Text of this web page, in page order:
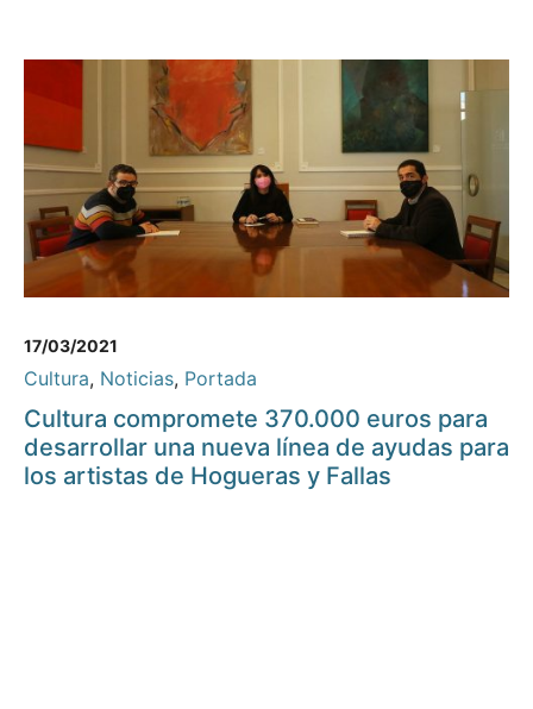
17/03/2021
Cultura, Noticias, Portada
Cultura compromete 370.000 euros para
desarrollar una nueva línea de ayudas para
los artistas de Hogueras y Fallas